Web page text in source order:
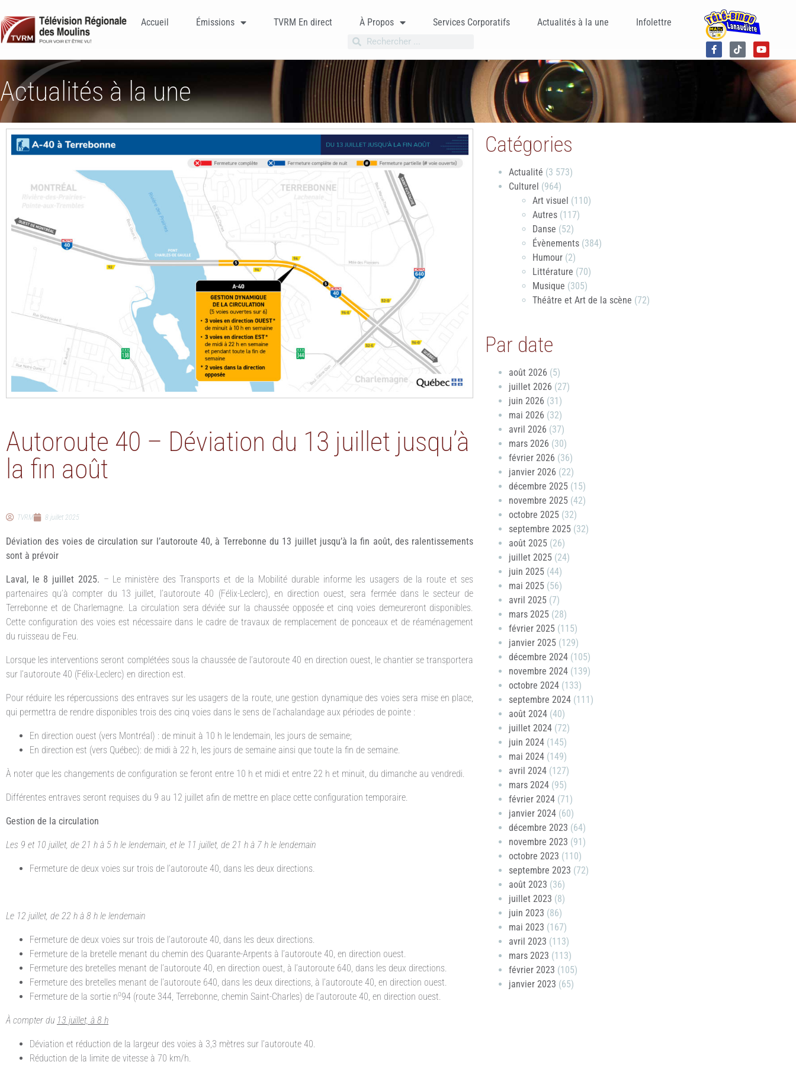
Accueil Émissions TVRM En direct À Propos Services Corporatifs Actualités à la une Infolettre
Actualités à la une
Autoroute 40 – Déviation du 13 juillet jusqu’à
la fin août
TVRM 8 juillet 2025
Déviation des voies de circulation sur l’autoroute 40, à Terrebonne du 13 juillet jusqu’à la fin août, des ralentissements
sont à prévoir
Laval, le 8 juillet 2025. – Le ministère des Transports et de la Mobilité durable informe les usagers de la route et ses
partenaires qu’à compter du 13 juillet, l’autoroute 40 (Félix-Leclerc), en direction ouest, sera fermée dans le secteur de
Terrebonne et de Charlemagne. La circulation sera déviée sur la chaussée opposée et cinq voies demeureront disponibles.
Cette configuration des voies est nécessaire dans le cadre de travaux de remplacement de ponceaux et de réaménagement
du ruisseau de Feu.
Lorsque les interventions seront complétées sous la chaussée de l’autoroute 40 en direction ouest, le chantier se transportera
sur l’autoroute 40 (Félix-Leclerc) en direction est.
Pour réduire les répercussions des entraves sur les usagers de la route, une gestion dynamique des voies sera mise en place,
qui permettra de rendre disponibles trois des cinq voies dans le sens de l’achalandage aux périodes de pointe :
En direction ouest (vers Montréal) : de minuit à 10 h le lendemain, les jours de semaine;
En direction est (vers Québec): de midi à 22 h, les jours de semaine ainsi que toute la fin de semaine.
À noter que les changements de configuration se feront entre 10 h et midi et entre 22 h et minuit, du dimanche au vendredi.
Différentes entraves seront requises du 9 au 12 juillet afin de mettre en place cette configuration temporaire.
Gestion de la circulation
Les 9 et 10 juillet, de 21 h à 5 h le lendemain, et le 11 juillet, de 21 h à 7 h le lendemain
Fermeture de deux voies sur trois de l’autoroute 40, dans les deux directions.
Le 12 juillet, de 22 h à 8 h le lendemain
Fermeture de deux voies sur trois de l’autoroute 40, dans les deux directions.
Fermeture de la bretelle menant du chemin des Quarante-Arpents à l’autoroute 40, en direction ouest.
Fermeture des bretelles menant de l’autoroute 40, en direction ouest, à l’autoroute 640, dans les deux directions.
Fermeture des bretelles menant de l’autoroute 640, dans les deux directions, à l’autoroute 40, en direction ouest.
Fermeture de la sortie no94 (route 344, Terrebonne, chemin Saint-Charles) de l’autoroute 40, en direction ouest.
À compter du 13 juillet, à 8 h
Déviation et réduction de la largeur des voies à 3,3 mètres sur l’autoroute 40.
Réduction de la limite de vitesse à 70 km/h.
Catégories
Actualité (3 573)
Culturel (964)
Art visuel (110)
Autres (117)
Danse (52)
Évènements (384)
Humour (2)
Littérature (70)
Musique (305)
Théâtre et Art de la scène (72)
Par date
août 2026 (5)
juillet 2026 (27)
juin 2026 (31)
mai 2026 (32)
avril 2026 (37)
mars 2026 (30)
février 2026 (36)
janvier 2026 (22)
décembre 2025 (15)
novembre 2025 (42)
octobre 2025 (32)
septembre 2025 (32)
août 2025 (26)
juillet 2025 (24)
juin 2025 (44)
mai 2025 (56)
avril 2025 (7)
mars 2025 (28)
février 2025 (115)
janvier 2025 (129)
décembre 2024 (105)
novembre 2024 (139)
octobre 2024 (133)
septembre 2024 (111)
août 2024 (40)
juillet 2024 (72)
juin 2024 (145)
mai 2024 (149)
avril 2024 (127)
mars 2024 (95)
février 2024 (71)
janvier 2024 (60)
décembre 2023 (64)
novembre 2023 (91)
octobre 2023 (110)
septembre 2023 (72)
août 2023 (36)
juillet 2023 (8)
juin 2023 (86)
mai 2023 (167)
avril 2023 (113)
mars 2023 (113)
février 2023 (105)
janvier 2023 (65)